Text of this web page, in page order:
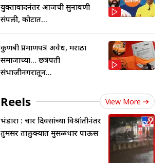
युक्तावादनंतर आजची सुनावणी
संपली, कोर्टात...
कुणबी प्रमाणपत्र अवैध, मराठा
समाजाच्या... छत्रपती
संभाजीनगरातून...
Reels View More
भंडारा : चार दिवसांच्या विश्रांतीनंतर
तुमसर तालुक्यात मुसळधार पाऊस